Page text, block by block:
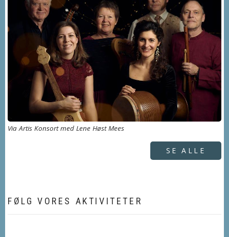
Via Artis Konsort med Lene Høst Mees
SE ALLE
FØLG VORES AKTIVITETER